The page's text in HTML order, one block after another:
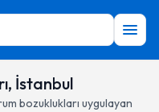
İstanbul
bozuklukları uygulayan